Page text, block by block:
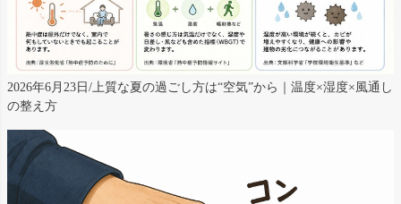
2026年6月23日/上質な夏の過ごし方は“空気”から｜温度×湿度×風通し
の整え方